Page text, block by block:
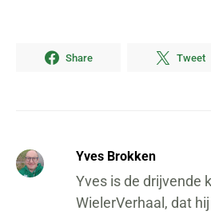
Share Tweet
Yves Brokken
Yves is de drijvende
WielerVerhaal, dat